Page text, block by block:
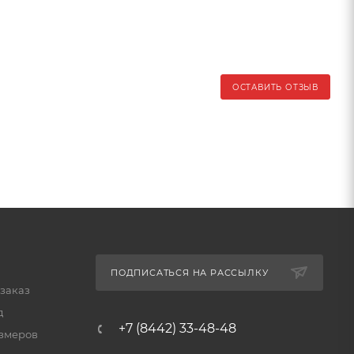
ОСТАВИТЬ ОТЗЫВ
ПОДПИСАТЬСЯ НА РАССЫЛКУ
+7 (8442) 33-48-48